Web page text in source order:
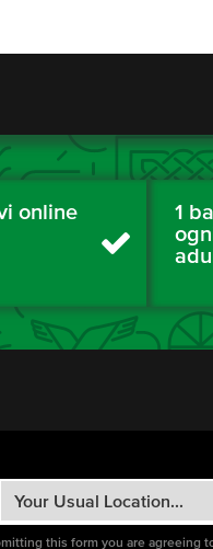
online
1
this form you are agreeing